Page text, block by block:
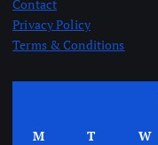
Contact
Privacy Policy
Terms & Conditions
M T W